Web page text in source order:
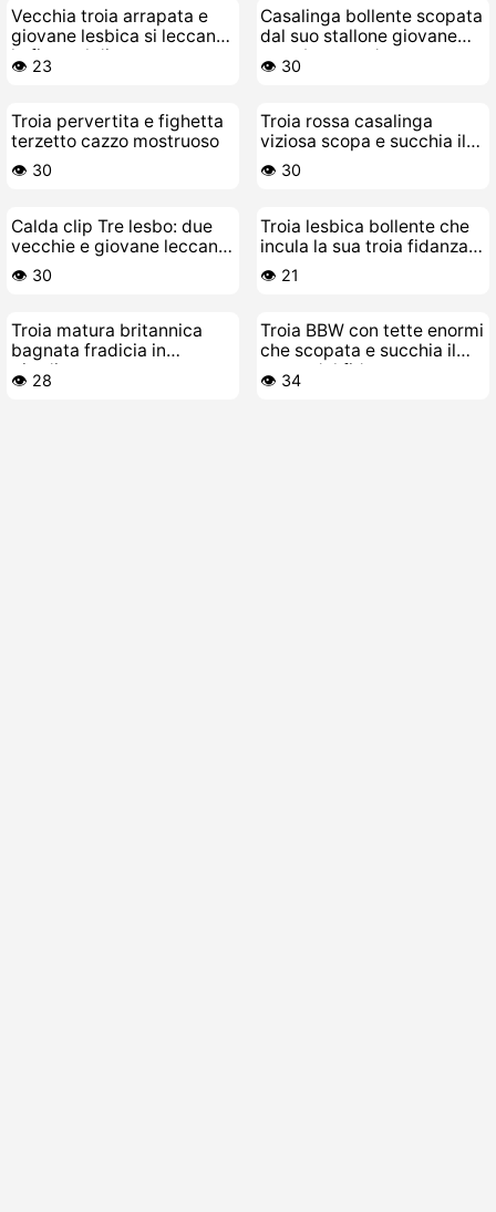
Vecchia troia arrapata e
giovane lesbica si leccano
la figa sul divano
👁️ 23
Casalinga bollente scopata
dal suo stallone giovane
con sborrata dentro
👁️ 30
Troia pervertita e fighetta
terzetto cazzo mostruoso
👁️ 30
Troia rossa casalinga
viziosa scopa e succhia il
cazzo del suo stallone
giovane
👁️ 30
Calda clip Tre lesbo: due
vecchie e giovane leccano
scopano
👁️ 30
Troia lesbica bollente che
incula la sua troia fidanzata
anagraficamente scopata
👁️ 21
Troia matura britannica
bagnata fradicia in
giardino
👁️ 28
Troia BBW con tette enormi
che scopata e succhia il
cazzo del fidanzato
👁️ 34